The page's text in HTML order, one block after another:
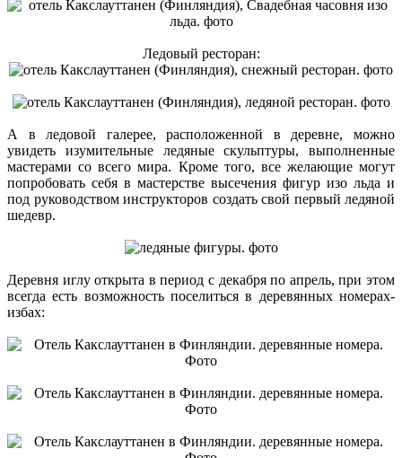
Ледовый ресторан:
А в ледовой галерее, расположенной в деревне, можно
увидеть изумительные ледяные скульптуры, выполненные
мастерами со всего мира. Кроме того, все желающие могут
попробовать себя в мастерстве высечения фигур изо льда и
под руководством инструкторов создать свой первый ледяной
шедевр.
Деревня иглу открыта в период с декабря по апрель, при этом
всегда есть возможность поселиться в деревянных номерах-
избах: